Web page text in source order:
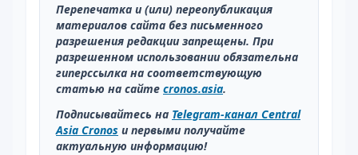
Перепечатка и (или) переопубликация
материалов сайта без письменного
разрешения редакции запрещены. При
разрешенном использовании обязательна
гиперссылка на соответствующую
статью на сайте cronos.asia.
Подписывайтесь на Telegram-канал Central
Asia Cronos и первыми получайте
актуальную информацию!